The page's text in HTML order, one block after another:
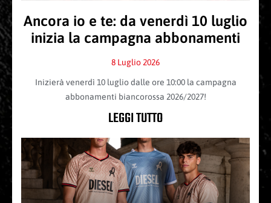
Ancora io e te: da venerdì 10 luglio
inizia la campagna abbonamenti
8 Luglio 2026
Inizierà venerdì 10 luglio dalle ore 10:00 la campagna
abbonamenti biancorossa 2026/2027!
LEGGI TUTTO